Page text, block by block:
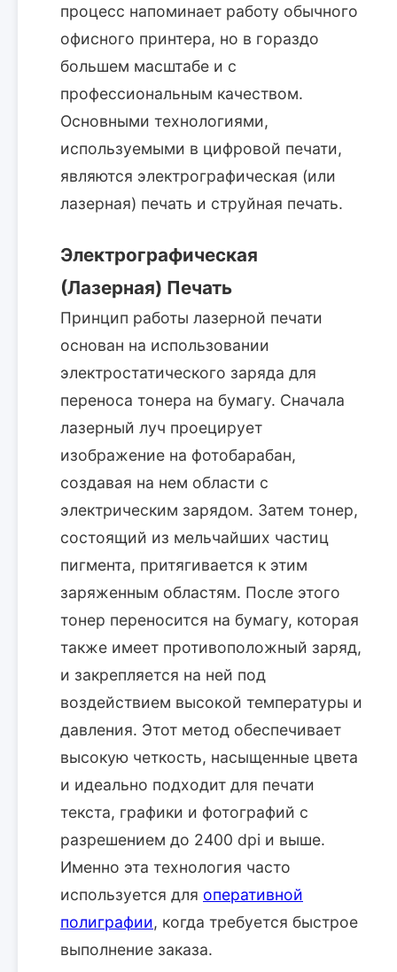
процесс напоминает работу обычного
офисного принтера, но в гораздо
большем масштабе и с
профессиональным качеством.
Основными технологиями,
используемыми в цифровой печати,
являются электрографическая (или
лазерная) печать и струйная печать.
Электрографическая
(Лазерная) Печать
Принцип работы лазерной печати
основан на использовании
электростатического заряда для
переноса тонера на бумагу. Сначала
лазерный луч проецирует
изображение на фотобарабан,
создавая на нем области с
электрическим зарядом. Затем тонер,
состоящий из мельчайших частиц
пигмента, притягивается к этим
заряженным областям. После этого
тонер переносится на бумагу, которая
также имеет противоположный заряд,
и закрепляется на ней под
воздействием высокой температуры и
давления. Этот метод обеспечивает
высокую четкость, насыщенные цвета
и идеально подходит для печати
текста, графики и фотографий с
разрешением до 2400 dpi и выше.
Именно эта технология часто
используется для оперативной
полиграфии, когда требуется быстрое
выполнение заказа.